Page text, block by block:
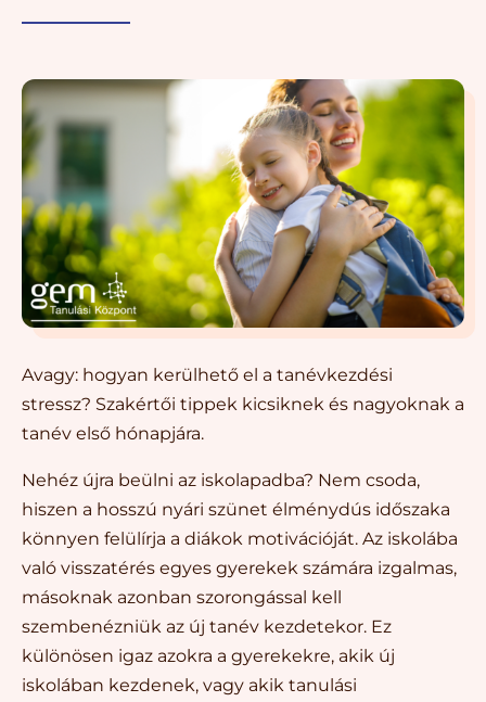
Avagy: hogyan kerülhető el a tanévkezdési
stressz? Szakértői tippek kicsiknek és nagyoknak a
tanév első hónapjára.
Nehéz újra beülni az iskolapadba? Nem csoda,
hiszen a hosszú nyári szünet élménydús időszaka
könnyen felülírja a diákok motivációját. Az iskolába
való visszatérés egyes gyerekek számára izgalmas,
másoknak azonban szorongással kell
szembenézniük az új tanév kezdetekor. Ez
különösen igaz azokra a gyerekekre, akik új
iskolában kezdenek, vagy akik tanulási